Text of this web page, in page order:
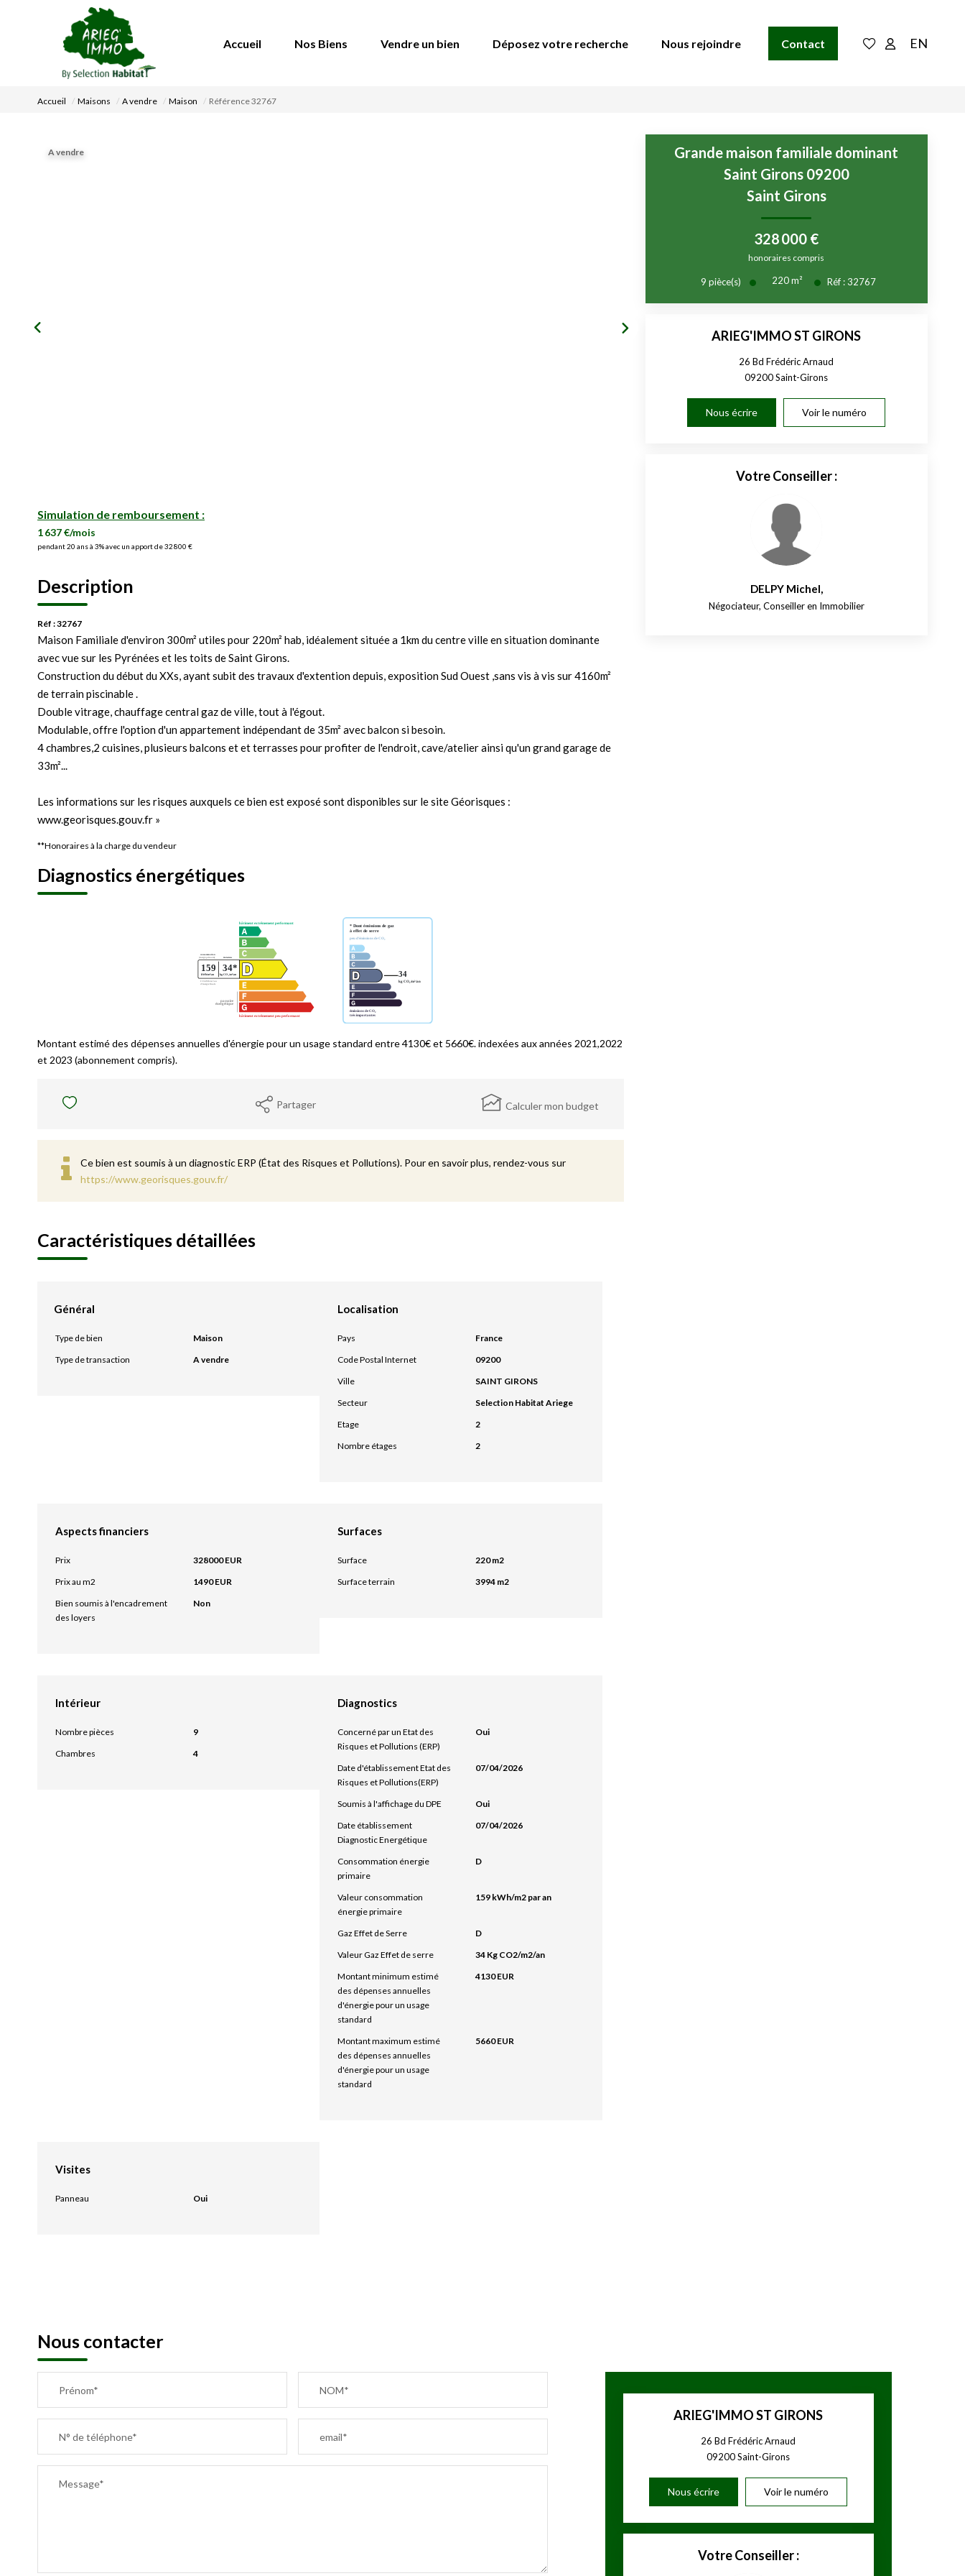
Accueil Nos Biens Vendre un bien Déposez votre recherche Nous rejoindre Contact EN
Accueil Maisons A vendre Maison Référence 32767
A vendre
Simulation de remboursement :
1 637 €/mois
pendant 20 ans à 3% avec un apport de 32 800 €
Description
Réf : 32767
Maison Familiale d'environ 300m² utiles pour 220m² hab, idéalement située a 1km du centre ville en situation dominante
avec vue sur les Pyrénées et les toits de Saint Girons.
Construction du début du XXs, ayant subit des travaux d'extention depuis, exposition Sud Ouest ,sans vis à vis sur 4160m²
de terrain piscinable .
Double vitrage, chauffage central gaz de ville, tout à l'égout.
Modulable, offre l'option d'un appartement indépendant de 35m² avec balcon si besoin.
4 chambres,2 cuisines, plusieurs balcons et et terrasses pour profiter de l'endroit, cave/atelier ainsi qu'un grand garage de
33m²...
Les informations sur les risques auxquels ce bien est exposé sont disponibles sur le site Géorisques :
www.georisques.gouv.fr »
**Honoraires à la charge du vendeur
Diagnostics énergétiques
Montant estimé des dépenses annuelles d'énergie pour un usage standard entre 4130€ et 5660€. indexées aux années 2021,2022
et 2023 (abonnement compris).
Partager Calculer mon budget
Ce bien est soumis à un diagnostic ERP (État des Risques et Pollutions). Pour en savoir plus, rendez-vous sur
https://www.georisques.gouv.fr/
Caractéristiques détaillées
Général
Type de bien
Maison
Type de transaction
A vendre
Localisation
Pays
France
Code Postal Internet
09200
Ville
SAINT GIRONS
Secteur
Selection Habitat Ariege
Etage
2
Nombre étages
2
Aspects financiers
Prix
328000 EUR
Prix au m2
1490 EUR
Bien soumis à l'encadrement
des loyers
Non
Surfaces
Surface
220 m2
Surface terrain
3994 m2
Intérieur
Nombre pièces
9
Chambres
4
Diagnostics
Concerné par un Etat des
Risques et Pollutions (ERP)
Oui
Date d'établissement Etat des
Risques et Pollutions(ERP)
07/04/2026
Soumis à l'affichage du DPE
Oui
Date établissement
Diagnostic Energétique
07/04/2026
Consommation énergie
primaire
D
Valeur consommation
énergie primaire
159 kWh/m2 par an
Gaz Effet de Serre
D
Valeur Gaz Effet de serre
34 Kg CO2/m2/an
Montant minimum estimé
des dépenses annuelles
d'énergie pour un usage
standard
4130 EUR
Montant maximum estimé
des dépenses annuelles
d'énergie pour un usage
standard
5660 EUR
Visites
Panneau Oui
Grande maison familiale dominant
Saint Girons 09200
Saint Girons
328 000 €
honoraires compris
9pièce(s) 220m² Réf :32767
ARIEG'IMMO ST GIRONS
26 Bd Frédéric Arnaud
09200Saint-Girons
Nous écrire Voir le numéro
Votre Conseiller :
DELPY Michel,
Négociateur, Conseiller en Immobilier
Nous contacter
Prénom* NOM*
N° de téléphone* email*
Message*
ARIEG'IMMO ST GIRONS
26 Bd Frédéric Arnaud
09200Saint-Girons
Nous écrire Voir le numéro
Votre Conseiller :